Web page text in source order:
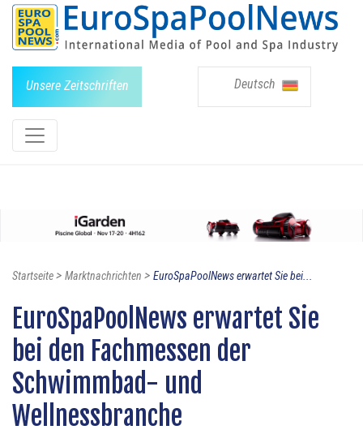
Unsere Zeitschriften Deutsch
Startseite> Marktnachrichten > EuroSpaPoolNews erwartet Sie bei...
EuroSpaPoolNews erwartet Sie
bei den Fachmessen der
Schwimmbad- und
Wellnessbranche